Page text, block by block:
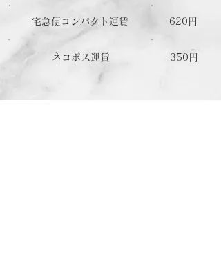
宅急便コンパクト運賃 620円
ネコポス運賃 350円